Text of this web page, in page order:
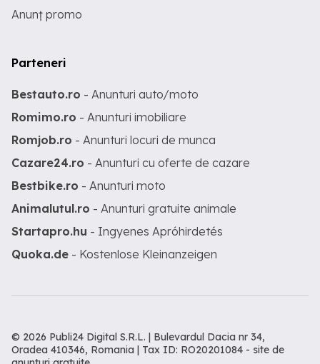
Anunț promo
Parteneri
Bestauto.ro - Anunturi auto/moto
Romimo.ro - Anunturi imobiliare
Romjob.ro - Anunturi locuri de munca
Cazare24.ro - Anunturi cu oferte de cazare
Bestbike.ro - Anunturi moto
Animalutul.ro - Anunturi gratuite animale
Startapro.hu - Ingyenes Apróhirdetés
Quoka.de - Kostenlose Kleinanzeigen
© 2026 Publi24 Digital S.R.L. | Bulevardul Dacia nr 34,
Oradea 410346, Romania | Tax ID: RO20201084 - site de